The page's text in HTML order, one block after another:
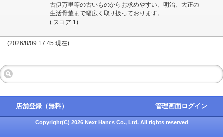
古伊万里等の古いものからお求めやすい、明治、大正の
生活骨董まで幅広く取り扱っております。
( スコア 1)
(2026/8/09 17:45 現在)
店舗登録（無料） 管理画面ログイン
Copyright(C) 2026 Next Hands Co., Ltd. All rights reserved